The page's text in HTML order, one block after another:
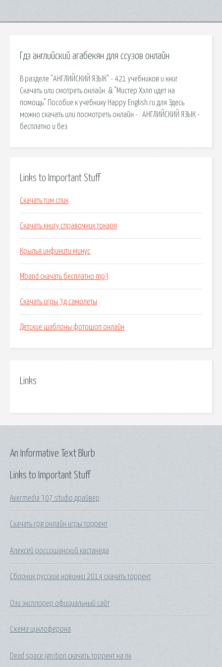
Гдз английский агабекян для ссузов онлайн
В разделе "АНГЛИЙСКИЙ ЯЗЫК" - 421 учебников и книг.
Скачать или смотреть онлайн. & "Мистер Хэлп идет на
помощь" Пособие к учебнику Happy English.ru для Здесь
можно скачать или посмотреть онлайн - : АНГЛИЙСКИЙ ЯЗЫК -
бесплатно и без.
Links to Important Stuff
Скачать тим спик
Скачать книгу справочник токаря
Крылья инфинити минус
Mband скачать бесплатно mp3
Скачать игры 3д самолеты
Детские шаблоны фотошоп онлайн
Links
Links to Important Stuff
Avermedia 307 studio драйвер
Скачать rpg онлайн игры торрент
Алексей россошанский кастанеда
Сборник русские новинки 2014 скачать торрент
Ози эксплорер официальный сайт
Схема циклоферона
Dead space ignition скачать торрент на пк
An Informative Text Blurb